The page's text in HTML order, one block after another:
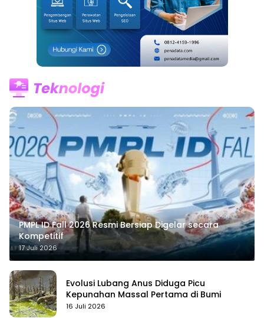
PMPL ID Fall 2026 Resmi Bersiap Digelar secara
Kompetitif
17 Juli 2026
Evolusi Lubang Anus Diduga Picu
Kepunahan Massal Pertama di Bumi
16 Juli 2026